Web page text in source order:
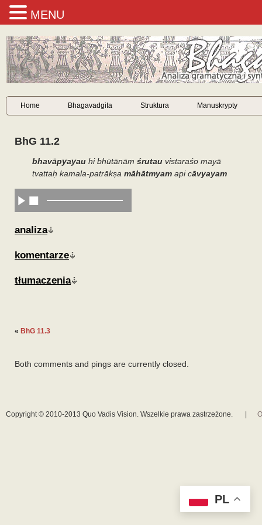
Home Bhagavadgita Struktura Manuskrypty
BhG 11.2
bhavāpyayau hi bhūtānāṃ śrutau vistaraśo mayā
tvattaḥ kamala-patrākṣa māhātmyam api cāvyayam
analiza
komentarze
tłumaczenia
« BhG 11.3
Both comments and pings are currently closed.
Copyright © 2010-2013 Quo Vadis Vision. Wszelkie prawa zastrzeżone.
PL
MENU